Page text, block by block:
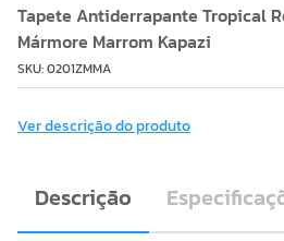
Tapete Antiderrapante Tropical
Mármore Marrom Kapazi
SKU:0201ZMMA
Ver descrição do produto
Descrição